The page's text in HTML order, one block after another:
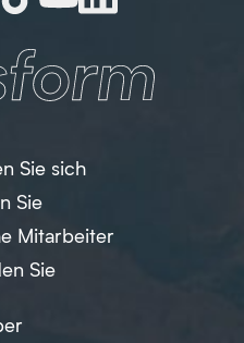
Sie sich
Sie
Mitarbeiter
Sie